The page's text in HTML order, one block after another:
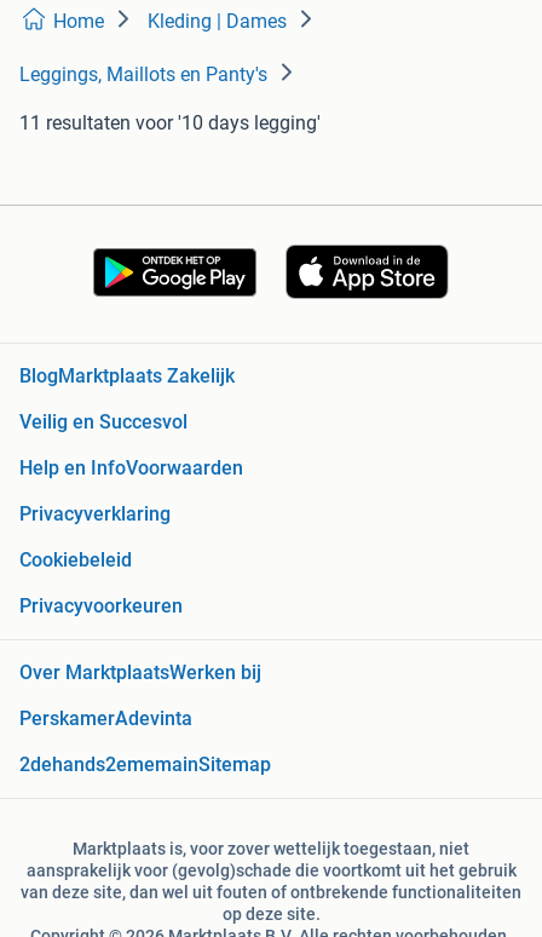
Home Kleding | Dames
Leggings, Maillots en Panty's
11 resultaten voor '10 days legging'
BlogMarktplaats Zakelijk
Veilig en Succesvol
Help en InfoVoorwaarden
Privacyverklaring
Cookiebeleid
Privacyvoorkeuren
Over MarktplaatsWerken bij
PerskamerAdevinta
2dehands2ememainSitemap
Marktplaats is, voor zover wettelijk toegestaan, niet
aansprakelijk voor (gevolg)schade die voortkomt uit het gebruik
van deze site, dan wel uit fouten of ontbrekende functionaliteiten
op deze site.